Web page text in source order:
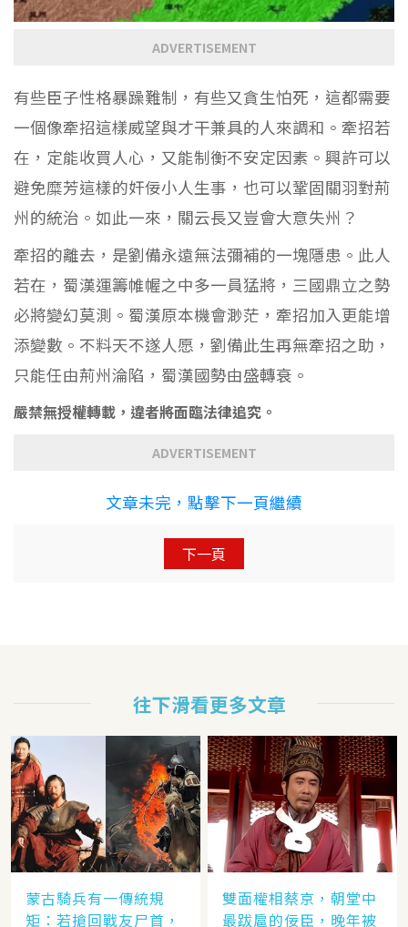
ADVERTISEMENT
有些臣子性格暴躁難制，有些又貪生怕死，這都需要
一個像牽招這樣威望與才干兼具的人來調和。牽招若
在，定能收買人心，又能制衡不安定因素。興許可以
避免糜芳這樣的奸佞小人生事，也可以鞏固關羽對荊
州的統治。如此一來，關云長又豈會大意失州？
牽招的離去，是劉備永遠無法彌補的一塊隱患。此人
若在，蜀漢運籌帷幄之中多一員猛將，三國鼎立之勢
必將變幻莫測。蜀漢原本機會渺茫，牽招加入更能增
添變數。不料天不遂人愿，劉備此生再無牽招之助，
只能任由荊州淪陷，蜀漢國勢由盛轉衰。
嚴禁無授權轉載，違者將面臨法律追究。
ADVERTISEMENT
文章未完，點擊下一頁繼續
下一頁
往下滑看更多文章
蒙古騎兵有一傳統規
矩：若搶回戰友尸首，
雙面權相蔡京，朝堂中
最跋扈的佞臣，晚年被